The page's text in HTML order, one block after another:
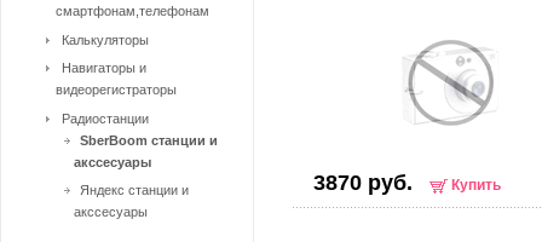
3870 руб. Купить
смартфонам,телефонам
Калькуляторы
Навигаторы и
видеорегистраторы
Радиостанции
SberBoom станции и
акссесуары
Яндекс станции и
акссесуары